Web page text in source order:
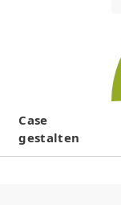
Case
gestalten